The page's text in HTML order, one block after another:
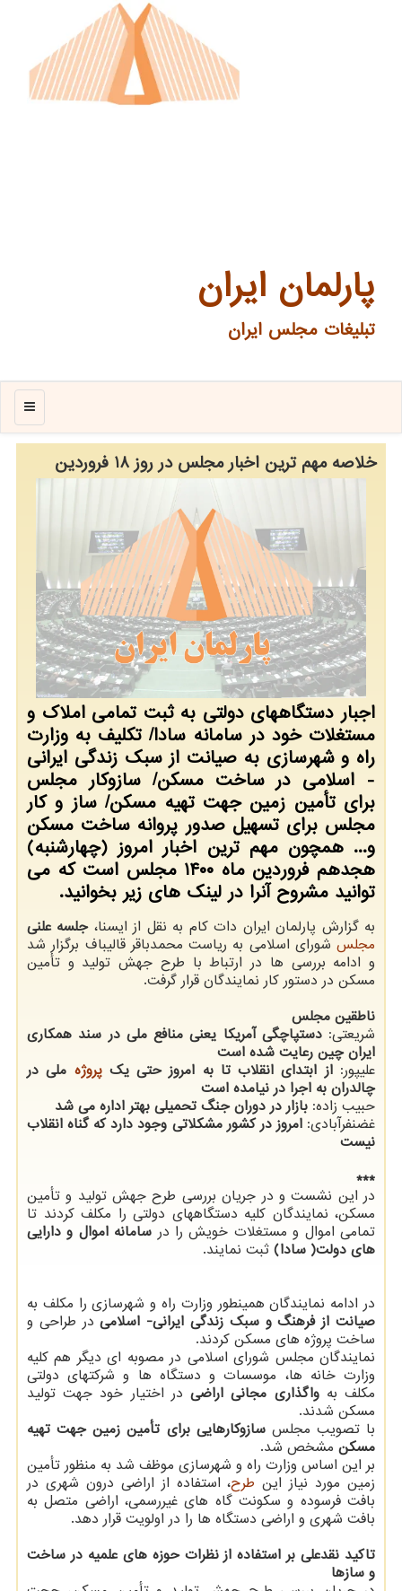
پارلمان ایران
تبلیغات مجلس ایران
منو
خلاصه مهم ترین اخبار مجلس در روز 18 فروردین
اجبار دستگاههای دولتی به ثبت تمامی املاک و
مستغلات خود در سامانه سادا/ تکلیف به وزارت
راه و شهرسازی به صیانت از سبک زندگی ایرانی
- اسلامی در ساخت مسکن/ سازوکار مجلس
برای تأمین زمین جهت تهیه مسکن/ ساز و کار
مجلس برای تسهیل صدور پروانه ساخت مسکن
و... همچون مهم ترین اخبار امروز (چهارشنبه)
هجدهم فروردین ماه ۱۴۰۰ مجلس است که می
توانید مشروح آنرا در لینک های زیر بخوانید.
به گزارش پارلمان ایران دات کام به نقل از ایسنا،جلسه علنی
مجلس شورای اسلامی به ریاست محمدباقر قالیباف برگزار شد
و ادامه بررسی ها در ارتباط با طرح جهش تولید و تأمین
مسکن در دستور کار نمایندگان قرار گرفت.
ناطقین مجلس
شریعتی:دستپاچگی آمریکا یعنی منافع ملی در سند همکاری
ایران چین رعایت شده است
علیپور:از ابتدای انقلاب تا به امروز حتی یکپروژه ملی در
چالدران به اجرا در نیامده است
حبیب زاده: بازار در دوران جنگ تحمیلی بهتر اداره می شد
غضنفرآبادی:امروز در کشور مشکلاتی وجود دارد که گناه انقلاب
نیست
***
در این نشست و در جریان بررسی طرح جهش تولید و تأمین
مسکن، نمایندگان کلیه دستگاههای دولتی را مکلف کردند تا
تمامی اموال و مستغلات خویش را در سامانه اموال و دارایی
های دولت( سادا) ثبت نمایند.
در ادامه نمایندگان همینطور وزارت راه و شهرسازی را مکلف به
صیانت از فرهنگ و سبک زندگی ایرانی- اسلامیدر طراحی و
ساخت پروژه های مسکن کردند.
نمایندگان مجلس شورای اسلامی در مصوبه ای دیگر هم کلیه
وزارت خانه ها، موسسات و دستگاه ها و شرکتهای دولتی
مکلف به واگذاری مجانی اراضی در اختیار خود جهت تولید
مسکن شدند.
با تصویب مجلس سازوکارهایی برای تأمین زمین جهت تهیه
مسکن مشخص شد.
بر این اساس وزارت راه و شهرسازی موظف شد به منظور تأمین
زمین مورد نیاز این طرح، استفاده از اراضی درون شهری در
بافت فرسوده و سکونت گاه های غیررسمی، اراضی متصل به
بافت شهری و اراضی دستگاه ها را در اولویت قرار دهد.
تاکید نقدعلی بر استفاده از نظرات حوزه های علمیه در ساخت
و سازها